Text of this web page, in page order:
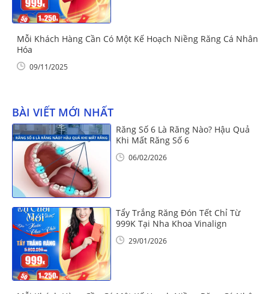
Mỗi Khách Hàng Cần Có Một Kế Hoạch Niềng Răng Cá Nhân
Hóa
09/11/2025
BÀI VIẾT MỚI NHẤT
Răng Số 6 Là Răng Nào? Hậu Quả
Khi Mất Răng Số 6
06/02/2026
Tẩy Trắng Răng Đón Tết Chỉ Từ
999K Tại Nha Khoa Vinalign
29/01/2026